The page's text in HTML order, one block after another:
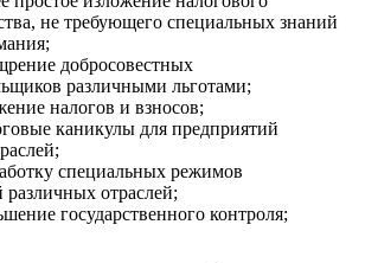
не требующего специальных знаний
добросовестных
различными льготами;
налогов и взносов;
каникулы для предприятий
специальных режимов
различных отраслей;
государственного контроля;